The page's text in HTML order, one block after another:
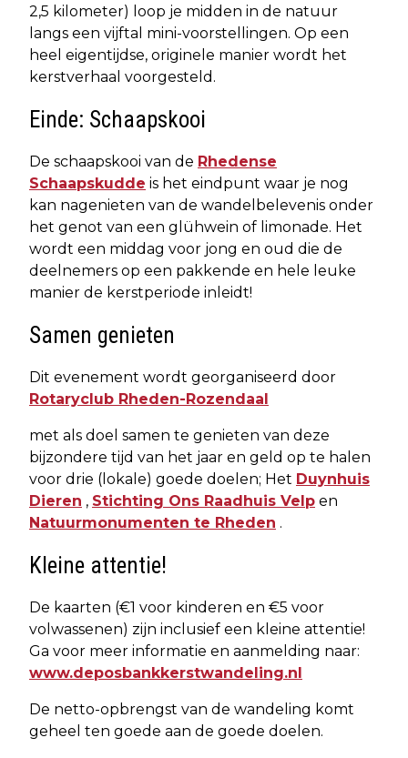
2,5 kilometer) loop je midden in de natuur
langs een vijftal mini-voorstellingen. Op een
heel eigentijdse, originele manier wordt het
kerstverhaal voorgesteld.
Einde: Schaapskooi
De schaapskooi van de Rhedense
Schaapskudde is het eindpunt waar je nog
kan nagenieten van de wandelbelevenis onder
het genot van een glühwein of limonade. Het
wordt een middag voor jong en oud die de
deelnemers op een pakkende en hele leuke
manier de kerstperiode inleidt!
Samen genieten
Dit evenement wordt georganiseerd door
Rotaryclub Rheden-Rozendaal
met als doel samen te genieten van deze
bijzondere tijd van het jaar en geld op te halen
voor drie (lokale) goede doelen; Het Duynhuis
Dieren , Stichting Ons Raadhuis Velp en
Natuurmonumenten te Rheden .
Kleine attentie!
De kaarten (€1 voor kinderen en €5 voor
volwassenen) zijn inclusief een kleine attentie!
Ga voor meer informatie en aanmelding naar:
www.deposbankkerstwandeling.nl
De netto-opbrengst van de wandeling komt
geheel ten goede aan de goede doelen.